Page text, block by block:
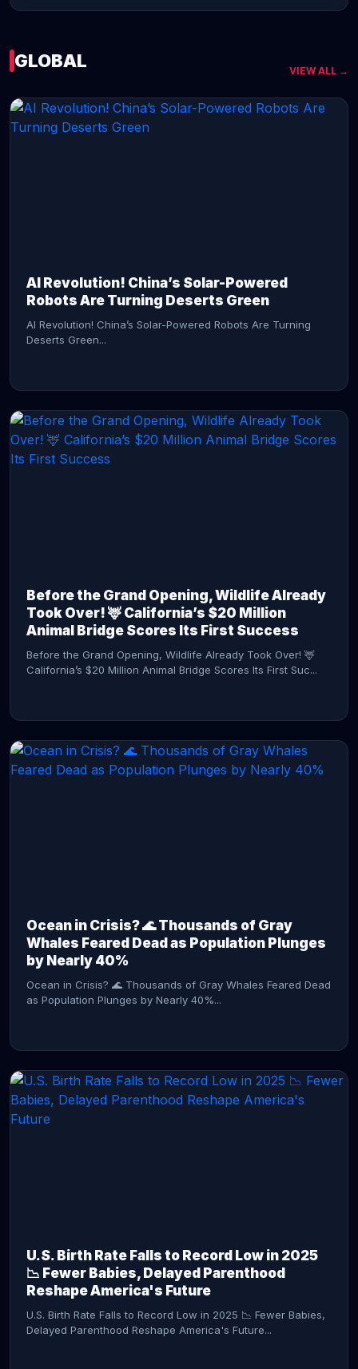
GLOBAL VIEW ALL →
AI Revolution! China’s Solar-Powered
Robots Are Turning Deserts Green
AI Revolution! China’s Solar-Powered Robots Are Turning
Deserts Green...
Before the Grand Opening, Wildlife Already
Took Over! 🦌 California’s $20 Million
Animal Bridge Scores Its First Success
Before the Grand Opening, Wildlife Already Took Over! 🦌
California’s $20 Million Animal Bridge Scores Its First Suc...
Ocean in Crisis? 🌊 Thousands of Gray
Whales Feared Dead as Population Plunges
by Nearly 40%
Ocean in Crisis? 🌊 Thousands of Gray Whales Feared Dead
as Population Plunges by Nearly 40%...
U.S. Birth Rate Falls to Record Low in 2025
📉 Fewer Babies, Delayed Parenthood
Reshape America's Future
U.S. Birth Rate Falls to Record Low in 2025 📉 Fewer Babies,
Delayed Parenthood Reshape America's Future...